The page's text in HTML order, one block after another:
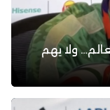
ولا يهم